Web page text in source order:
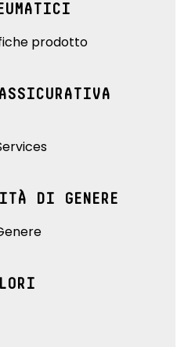
prodotto
DI GENERE